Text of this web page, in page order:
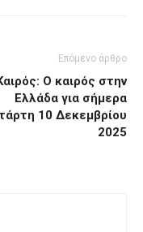
Επόμενο άρθρο
Ο καιρός στην
Ελλάδα για σήμερα
10 Δεκεμβρίου
2025